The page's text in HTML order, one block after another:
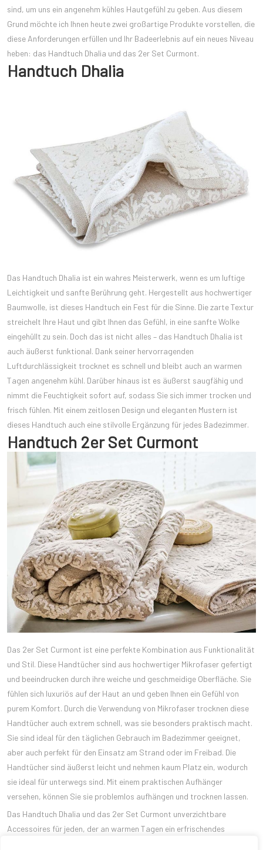
sind, um uns ein angenehm kühles Hautgefühl zu geben. Aus diesem
Grund möchte ich Ihnen heute zwei großartige Produkte vorstellen, die
diese Anforderungen erfüllen und Ihr Badeerlebnis auf ein neues Niveau
heben: das Handtuch Dhalia und das 2er Set Curmont.
Handtuch Dhalia
Das Handtuch Dhalia ist ein wahres Meisterwerk, wenn es um luftige
Leichtigkeit und sanfte Berührung geht. Hergestellt aus hochwertiger
Baumwolle, ist dieses Handtuch ein Fest für die Sinne. Die zarte Textur
streichelt Ihre Haut und gibt Ihnen das Gefühl, in eine sanfte Wolke
eingehüllt zu sein. Doch das ist nicht alles – das Handtuch Dhalia ist
auch äußerst funktional. Dank seiner hervorragenden
Luftdurchlässigkeit trocknet es schnell und bleibt auch an warmen
Tagen angenehm kühl. Darüber hinaus ist es äußerst saugfähig und
nimmt die Feuchtigkeit sofort auf, sodass Sie sich immer trocken und
frisch fühlen. Mit einem zeitlosen Design und eleganten Mustern ist
dieses Handtuch auch eine stilvolle Ergänzung für jedes Badezimmer.
Handtuch 2er Set Curmont
Das 2er Set Curmont ist eine perfekte Kombination aus Funktionalität
und Stil. Diese Handtücher sind aus hochwertiger Mikrofaser gefertigt
und beeindrucken durch ihre weiche und geschmeidige Oberfläche. Sie
fühlen sich luxuriös auf der Haut an und geben Ihnen ein Gefühl von
purem Komfort. Durch die Verwendung von Mikrofaser trocknen diese
Handtücher auch extrem schnell, was sie besonders praktisch macht.
Sie sind ideal für den täglichen Gebrauch im Badezimmer geeignet,
aber auch perfekt für den Einsatz am Strand oder im Freibad. Die
Handtücher sind äußerst leicht und nehmen kaum Platz ein, wodurch
sie ideal für unterwegs sind. Mit einem praktischen Aufhänger
versehen, können Sie sie problemlos aufhängen und trocknen lassen.
Das Handtuch Dhalia und das 2er Set Curmont unverzichtbare
Accessoires für jeden, der an warmen Tagen ein erfrischendes